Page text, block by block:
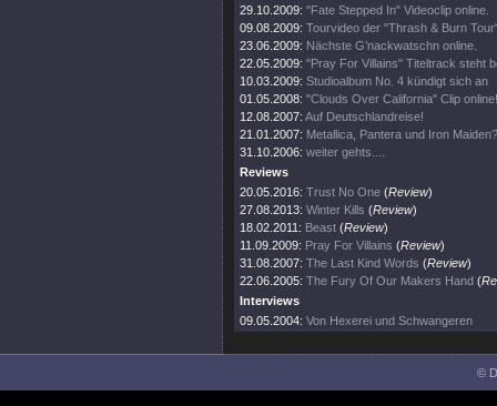
29.10.2009: "Fate Stepped In" Videoclip online.
09.08.2009: Tourvideo der "Thrash & Burn
23.06.2009: Nächste G’nackwatschn online.
22.05.2009: "Pray For Villains" Titeltrack steht
10.03.2009: Studioalbum No. 4 kündigt sich an
01.05.2008: "Clouds Over California" Clip online!
12.08.2007: Auf Deutschlandreise!
21.01.2007: Metallica, Pantera und Iron
31.10.2006: weiter gehts....
Reviews
20.05.2016: Trust No One (Review)
27.08.2013: Winter Kills (Review)
18.02.2011: Beast (Review)
11.09.2009: Pray For Villains (Review)
31.08.2007: The Last Kind Words (Review)
22.06.2005: The Fury Of Our Makers Hand (
Interviews
09.05.2004: Von Hexerei und Schwangeren
©